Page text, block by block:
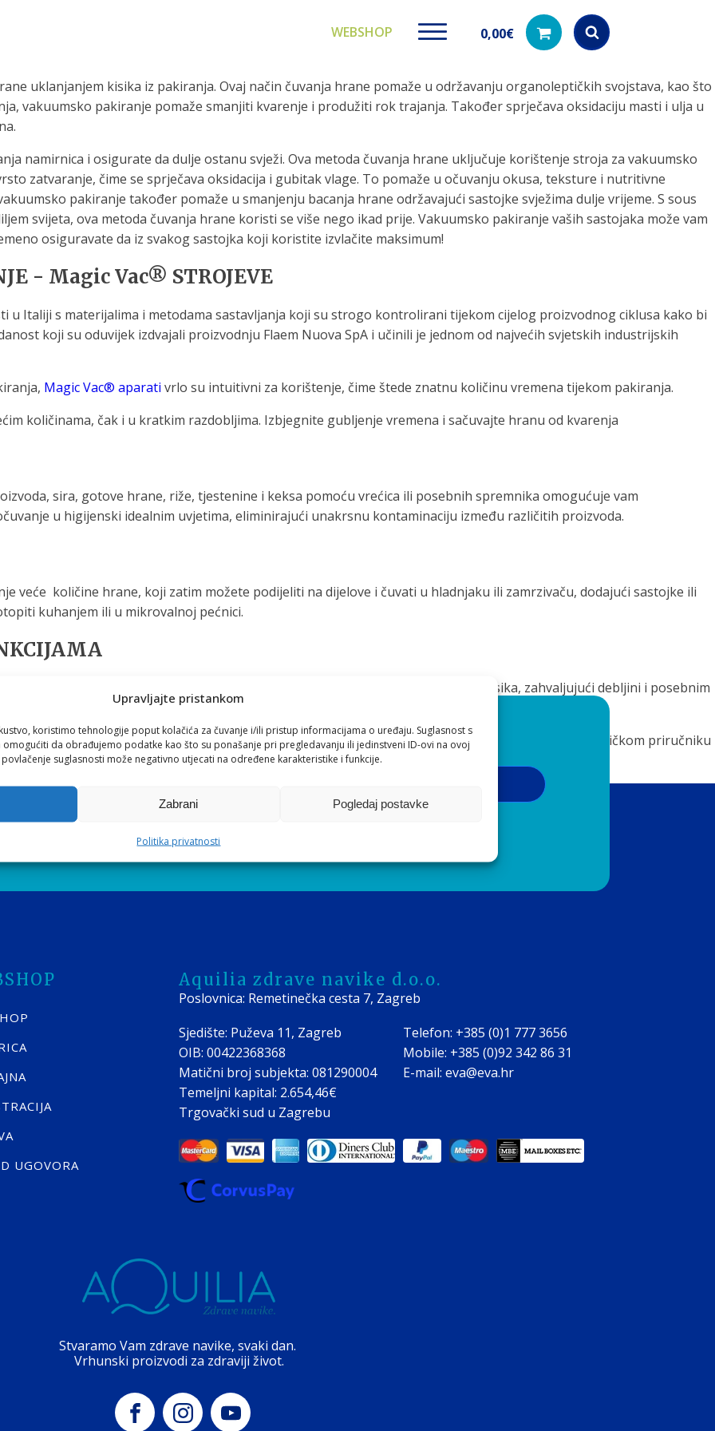
Upravljajte pristankom
koristimo tehnologije poput kolačića za čuvanje i/ili pristup informacijama o uređaju. Suglasnost s
da obrađujemo podatke kao što su ponašanje pri pregledavanju ili jedinstveni ID-ovi na ovoj
suglasnosti može negativno utjecati na određene karakteristike i funkcije.
Zabrani Pogledaj postavke
Politika privatnosti
WEBSHOP 0,00€
Products
search
uklanjanjem kisika iz pakiranja. Ovaj način čuvanja hrane pomaže u održavanju organoleptičkih svojstava, kao što
vakuumsko pakiranje pomaže smanjiti kvarenje i produžiti rok trajanja. Također sprječava oksidaciju masti i ulja u
namirnica i osigurate da dulje ostanu svježi. Ova metoda čuvanja hrane uključuje korištenje stroja za vakuumsko
zatvaranje, čime se sprječava oksidacija i gubitak vlage. To pomaže u očuvanju okusa, teksture i nutritivne
pakiranje također pomaže u smanjenju bacanja hrane održavajući sastojke svježima dulje vrijeme. S sous
svijeta, ova metoda čuvanja hrane koristi se više nego ikad prije. Vakuumsko pakiranje vaših sastojaka može vam
osiguravate da iz svakog sastojka koji koristite izvlačite maksimum!
- Magic Vac® STROJEVE
u Italiji s materijalima i metodama sastavljanja koji su strogo kontrolirani tijekom cijelog proizvodnog ciklusa kako bi
koji su oduvijek izdvajali proizvodnju Flaem Nuova SpA i učinili je jednom od najvećih svjetskih industrijskih
Magic Vac® aparati vrlo su intuitivni za korištenje, čime štede znatnu količinu vremena tijekom pakiranja.
količinama, čak i u kratkim razdobljima. Izbjegnite gubljenje vremena i sačuvajte hranu od kvarenja
sira, gotove hrane, riže, tjestenine i keksa pomoću vrećica ili posebnih spremnika omogućuje vam
u higijenski idealnim uvjetima, eliminirajući unakrsnu kontaminaciju između različitih proizvoda.
veće količine hrane, koji zatim možete podijeliti na dijelove i čuvati u hladnjaku ili zamrzivaču, dodajući sastojke ili
kuhanjem ili u mikrovalnoj pećnici.
rezultira sustavom pakiranja koji jamči maksimalnu ekstrakciju zraka/kisika, zahvaljujući debljini i posebnim
i osiguravaju vrijeme čuvanja hrane objavljeno u tablici na prethodnoj stranici kao i u svakom korisničkom priručniku
zalažemo i što nudimo?
newslettera*
newsletter,
adrese
Slažem se s Općim uvjetima
UGOVORA
Aquilia zdrave navike d.o.o.
Poslovnica: Remetinečka cesta 7, Zagreb
Sjedište: Puževa 11, Zagreb
OIB: 00422368368
Matični broj subjekta: 081290004
Temeljni kapital: 2.654,46€
Trgovački sud u Zagrebu
Telefon: +385 (0)1 777 3656
Mobile: +385 (0)92 342 86 31
E-mail: eva@eva.hr
Stvaramo Vam zdrave navike, svaki dan.
Vrhunski proizvodi za zdraviji život.
za filtriranje
vode
prijenosno rješenje
i čistu vodu za piće
Zamjenski dijelovi
Zamjenski dijelovi za naše
proizvode
Akcijski paketi
Proizvodi na akciji
Ugradbeni filteri za
vodu
Učinkovito filtriranje vode iz
Kod nas